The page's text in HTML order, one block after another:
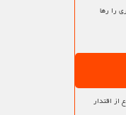
را رها
از اقتدار